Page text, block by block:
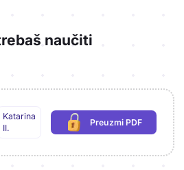
naučiti
Katarina
II.
Preuzmi PDF
(potrebna prijava)